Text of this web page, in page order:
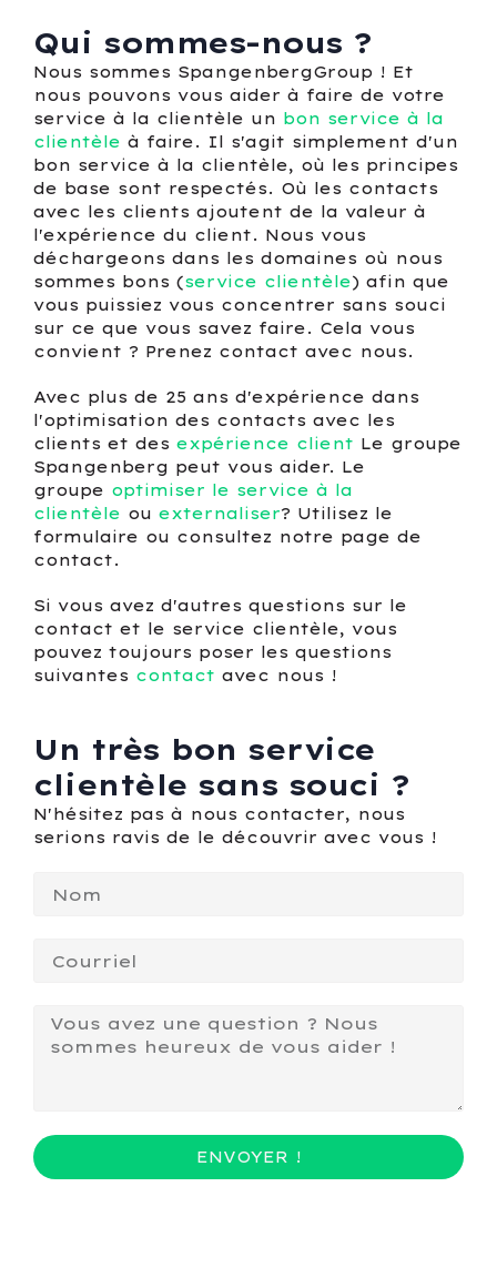
Qui sommes-nous ?
Nous sommes SpangenbergGroup ! Et
nous pouvons vous aider à faire de votre
service à la clientèle un bon service à la
clientèle à faire. Il s'agit simplement d'un
bon service à la clientèle, où les principes
de base sont respectés. Où les contacts
avec les clients ajoutent de la valeur à
l'expérience du client. Nous vous
déchargeons dans les domaines où nous
sommes bons (service clientèle) afin que
vous puissiez vous concentrer sans souci
sur ce que vous savez faire. Cela vous
convient ? Prenez contact avec nous.
Avec plus de 25 ans d'expérience dans
l'optimisation des contacts avec les
clients et des expérience client Le groupe
Spangenberg peut vous aider. Le
groupe optimiser le service à la
clientèle ou externaliser? Utilisez le
formulaire ou consultez notre page de
contact.
Si vous avez d'autres questions sur le
contact et le service clientèle, vous
pouvez toujours poser les questions
suivantes contact avec nous !
Un très bon service
clientèle sans souci ?
N'hésitez pas à nous contacter, nous
serions ravis de le découvrir avec vous !
ENVOYER !